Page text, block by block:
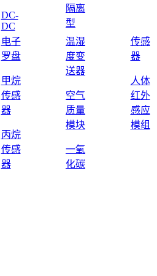
DC-
DC
隔离
型
电子
罗盘
甲烷
传感
器
丙烷
传感
器
温湿
度变
送器
空气
质量
模块
一氧
化碳
传感
器
人体
红外
感应
模组